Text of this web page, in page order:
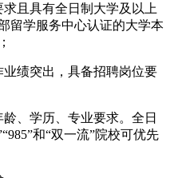
且具有全日制大学及以上
留学服务中心认证的大学本
绩突出，具备招聘岗位要
、学历、专业要求。全日
和“双一流”院校可优先